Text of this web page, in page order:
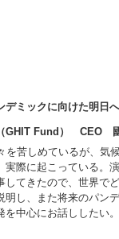
デミックに向けた明日
（GHIT Fund）
苦しめているが、気
際に起こっている。
てきたので、世界で
し、また将来のパン
を中心にお話ししたい。